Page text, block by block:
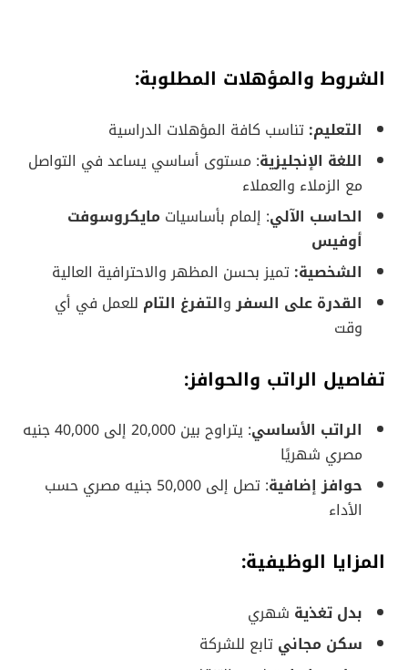
الشروط والمؤهلات المطلوبة:
التعليم: تناسب كافة المؤهلات الدراسية
اللغة الإنجليزية: مستوى أساسي يساعد في التواصل
مع الزملاء والعملاء
الحاسب الآلي: إلمام بأساسيات مايكروسوفت
أوفيس
الشخصية: تميز بحسن المظهر والاحترافية العالية
القدرة على السفروالتفرغ التام للعمل في أي
وقت
تفاصيل الراتب والحوافز:
الراتب الأساسي
: يتراوح بين 20,000 إلى 40,000 جنيه
مصري شهريًا
حوافز إضافية
: تصل إلى 50,000 جنيه مصري حسب
الأداء
المزايا الوظيفية:
بدل تغذية شهري
سكن مجاني تابع للشركة